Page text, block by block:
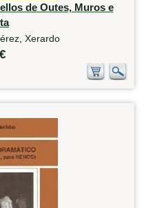
de Outes, Muros e
Xerardo